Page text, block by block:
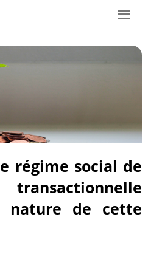
régime social de
nature de cette